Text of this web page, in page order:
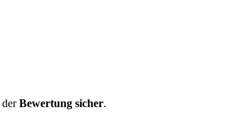
derBewertung sicher.